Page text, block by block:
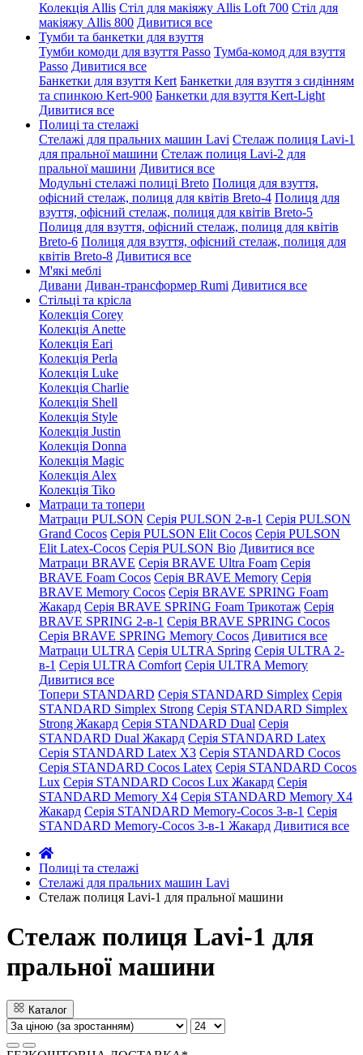
Колекція Allis Стіл для макіяжу Allis Loft 700 Стіл для
макіяжу Allis 800 Дивитися все
Тумби та банкетки для взуття
Тумби комоди для взуття Passo Тумба-комод для взуття
Passo Дивитися все
Банкетки для взуття Kert Банкетки для взуття з сидінням
та спинкою Kert-900 Банкетки для взуття Kert-Light
Дивитися все
Полиці та стелажі
Стелажі для пральних машин Lavi Стелаж полиця Lavi-1
для пральної машини Стелаж полиця Lavi-2 для
пральної машини Дивитися все
Модульні стелажі полиці Breto Полиця для взуття,
офісний стелаж, полиця для квітів Breto-4 Полиця для
взуття, офісний стелаж, полиця для квітів Breto-5
Полиця для взуття, офісний стелаж, полиця для квітів
Breto-6 Полиця для взуття, офісний стелаж, полиця для
квітів Breto-8 Дивитися все
М'які меблі
Дивани Диван-трансформер Rumi Дивитися все
Стільці та крісла
Колекція Corey
Колекція Anette
Колекція Eari
Колекція Perla
Колекція Luke
Колекція Charlie
Колекція Shell
Колекція Style
Колекція Justin
Колекція Donna
Колекція Magic
Колекція Alex
Колекція Tiko
Матраци та топери
Матраци PULSON Серія PULSON 2-в-1 Серія PULSON
Grand Cocos Серія PULSON Elit Cocos Серія PULSON
Elit Latex-Cocos Серія PULSON Bio Дивитися все
Матраци BRAVE Серія BRAVE Ultra Foam Серія
BRAVE Foam Cocos Серія BRAVE Memory Серія
BRAVE Memory Cocos Серія BRAVE SPRING Foam
Жакард Серія BRAVE SPRING Foam Трикотаж Серія
BRAVE SPRING 2-в-1 Серія BRAVE SPRING Cocos
Серія BRAVE SPRING Memory Cocos Дивитися все
Матраци ULTRA Серія ULTRA Spring Серія ULTRA 2-
в-1 Серія ULTRA Comfort Серія ULTRA Memory
Дивитися все
Топери STANDARD Серія STANDARD Simplex Серія
STANDARD Simplex Strong Серія STANDARD Simplex
Strong Жакард Серія STANDARD Dual Серія
STANDARD Dual Жакард Серія STANDARD Latex
Серія STANDARD Latex X3 Серія STANDARD Cocos
Серія STANDARD Cocos Latex Серія STANDARD Cocos
Lux Серія STANDARD Cocos Lux Жакард Серія
STANDARD Memory X4 Серія STANDARD Memory X4
Жакард Серія STANDARD Memory-Cocos 3-в-1 Серія
STANDARD Memory-Cocos 3-в-1 Жакард Дивитися все
Полиці та стелажі
Стелажі для пральних машин Lavi
Стелаж полиця Lavi-1 для пральної машини
Стелаж полиця Lavi-1 для
пральної машини
Каталог